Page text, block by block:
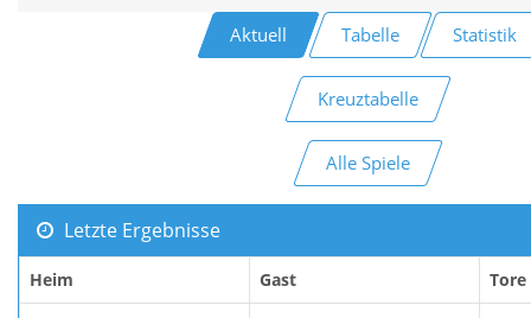
Aktuell Tabelle Statistik
Kreuztabelle
Alle Spiele
Letzte Ergebnisse
Heim Gast Tore